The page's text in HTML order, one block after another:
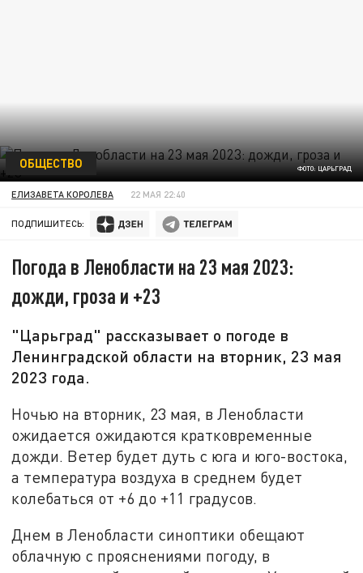
ФОТО: ЦАРЬГРАД
ОБЩЕСТВО
ЕЛИЗАВЕТА КОРОЛЕВА 22 МАЯ 22:40
ПОДПИШИТЕСЬ:
Погода в Ленобласти на 23 мая 2023:
дожди, гроза и +23
"Царьград" рассказывает о погоде в
Ленинградской области на вторник, 23 мая
2023 года.
Ночью на вторник, 23 мая, в Ленобласти
ожидается ожидаются кратковременные
дожди. Ветер будет дуть с юга и юго-востока,
а температура воздуха в среднем будет
колебаться от +6 до +11 градусов.
Днем в Ленобласти синоптики обещают
облачную с прояснениями погоду, в